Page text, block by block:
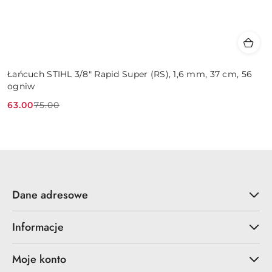
Łańcuch STIHL 3/8" Rapid Super (RS), 1,6 mm, 37 cm, 56
ogniw
Cena
63.00
Cena
75.00
Dane adresowe
Informacje
Moje konto